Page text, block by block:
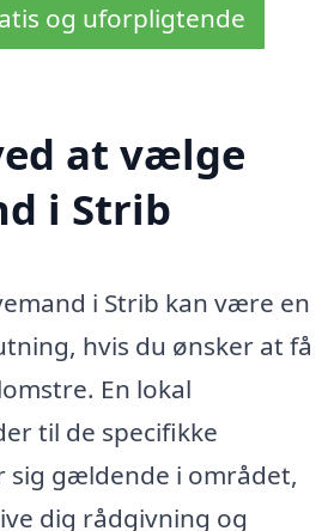
og uforpligtende
at vælge
i Strib
i Strib kan være en
hvis du ønsker at få
En lokal
til de specifikke
sig gældende i området,
dig rådgivning og